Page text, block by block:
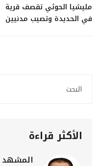
مليشيا الحوثي تقصف قرية
في الحديدة وتصيب مدنيين
الأكثر قراءة
المشهد